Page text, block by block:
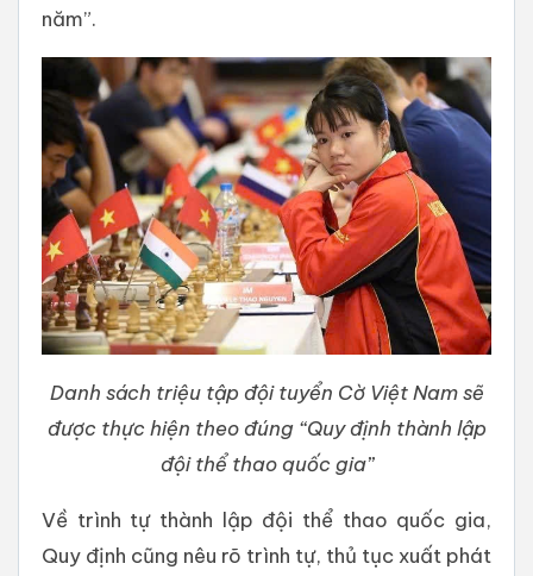
năm”.
Danh sách triệu tập đội tuyển Cờ Việt Nam sẽ
được thực hiện theo đúng “Quy định thành lập
đội thể thao quốc gia”
Về trình tự thành lập đội thể thao quốc gia,
Quy định cũng nêu rõ trình tự, thủ tục xuất phát